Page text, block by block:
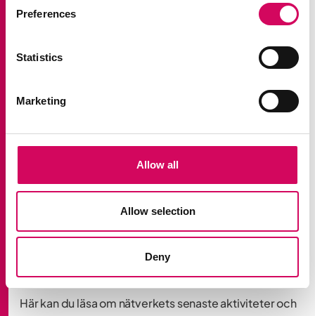
Preferences
Statistics
Marketing
Allow all
Allow selection
Deny
studentuppsats inom jämställdhet, trafik och
arbete.
Aktuellt
Fler liknande inlägg
Här kan du läsa om nätverkets senaste aktiviteter och